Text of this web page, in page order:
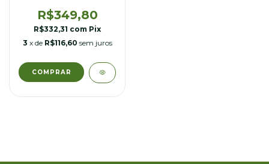
R$349,80
R$332,31 com Pix
3 x de R$116,60 sem juros